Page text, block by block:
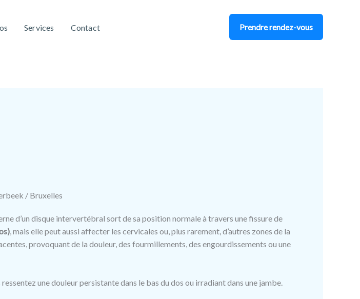
Services Contact Prendre rendez-vous
/ Bruxelles
d’un disque intervertébral sort de sa position normale à travers une fissure de
, mais elle peut aussi affecter les cervicales ou, plus rarement, d’autres zones de la
provoquant de la douleur, des fourmillements, des engourdissements ou une
une douleur persistante dans le bas du dos ou irradiant dans une jambe.